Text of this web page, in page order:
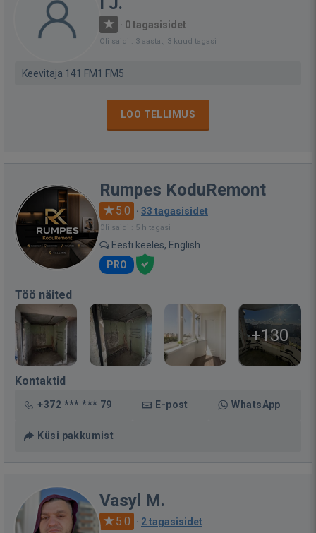
· 0 tagasisidet
Oli saidil: 3 aastat, 3 kuud tagasi
Keevitaja 141 FM1 FM5
LOO TELLIMUS
Rumpes KoduRemont
5.0 · 33 tagasisidet
Oli saidil: 5 h tagasi
Eesti keeles, English
PRO
Töö näited
+130
Kontaktid
+372 *** *** 79 E-post WhatsApp
Küsi pakkumist
Vasyl M.
5.0 · 2 tagasisidet